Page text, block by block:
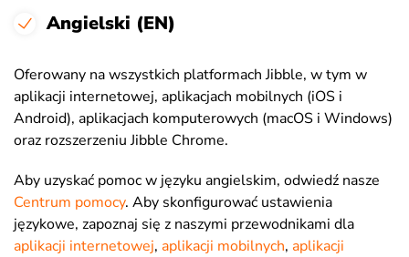
Angielski (EN)
Oferowany na wszystkich platformach Jibble, w tym w
aplikacji internetowej, aplikacjach mobilnych (iOS i
Android), aplikacjach komputerowych (macOS i Windows)
oraz rozszerzeniu Jibble Chrome.
Aby uzyskać pomoc w języku angielskim, odwiedź nasze
Centrum pomocy. Aby skonfigurować ustawienia
językowe, zapoznaj się z naszymi przewodnikami dla
aplikacji internetowej, aplikacji mobilnych, aplikacji